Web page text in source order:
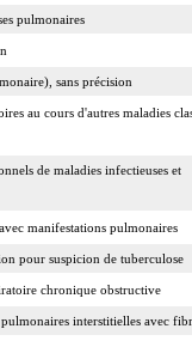
pulmonaires
sans précision
au cours d'autres maladies
de maladies infectieuses et
manifestations pulmonaires
pour suspicion de tuberculose
chronique obstructive
interstitielles avec